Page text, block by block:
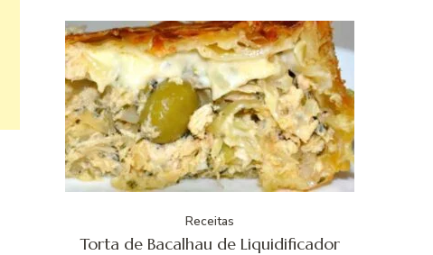
Receitas
Torta de Bacalhau de Liquidificador